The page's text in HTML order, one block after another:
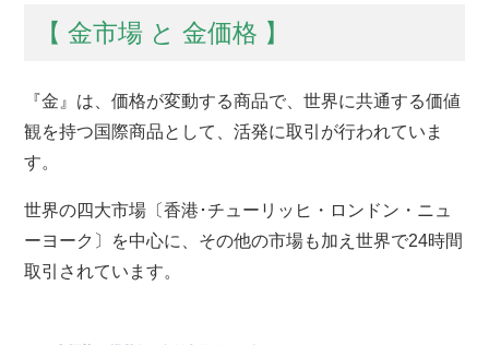
【 金市場 と 金価格 】
『金』は、価格が変動する商品で、世界に共通する価値
観を持つ国際商品として、活発に取引が行われていま
す。
世界の四大市場〔香港･チューリッヒ・ロンドン・ニュ
ーヨーク〕を中心に、その他の市場も加え世界で24時間
取引されています。